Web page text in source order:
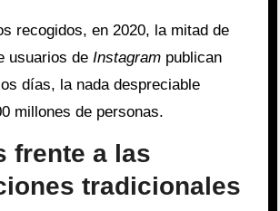
recogidos, en 2020, la mitad de
usuarios de Instagrampublican
días, la nada despreciable
millones de personas.
frente a las
tradicionales